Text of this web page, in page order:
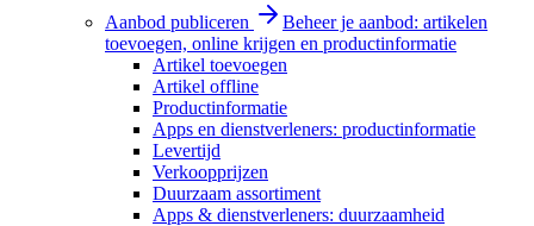
Aanbod publiceren
Beheer je aanbod: artikelen
toevoegen, online krijgen en productinformatie
Artikel toevoegen
Artikel offline
Productinformatie
Apps en dienstverleners: productinformatie
Levertijd
Verkoopprijzen
Duurzaam assortiment
Apps & dienstverleners: duurzaamheid